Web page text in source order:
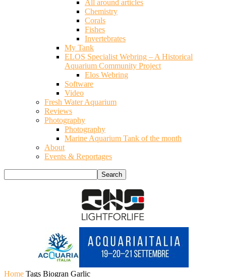
All around articles
Chemistry
Corals
Fishes
Invertebrates
My Tank
ELOS Specialist Webring – A Historical
Aquarium Community Project
Elos Webring
Software
Video
Fresh Water Aquarium
Reviews
Photography
Photography
Marine Aquarium Tank of the month
About
Events & Reportages
Home Tags Biogran Garlic